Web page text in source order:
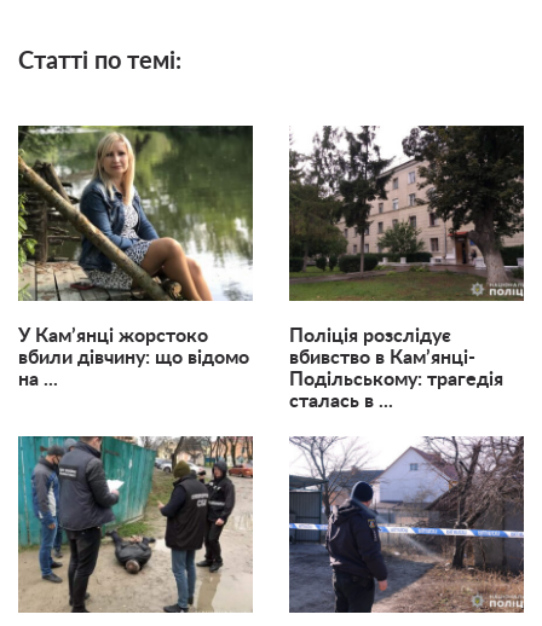
Статті по темі:
У Кам’янці жорстоко
вбили дівчину: що відомо
на ...
Поліція розслідує
вбивство в Кам’янці-
Подільському: трагедія
сталась в ...